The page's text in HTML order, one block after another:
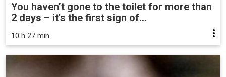
You haven’t gone to the toilet for more than
2 days – it's the first sign of...
10 h 27 min